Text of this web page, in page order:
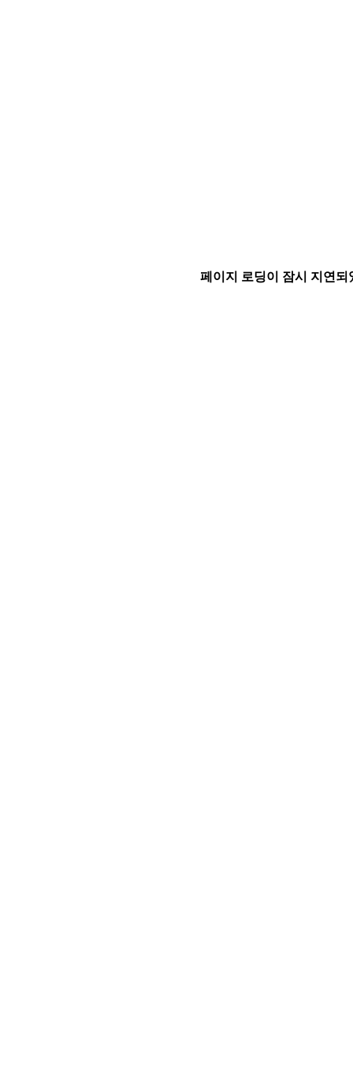
페이지 로딩이 잠시 지연